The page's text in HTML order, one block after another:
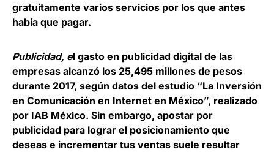
gratuitamente varios servicios por los que antes
había que pagar.
Publicidad, el gasto en publicidad digital de las
empresas alcanzó los 25,495 millones de pesos
durante 2017, según datos del estudio “La Inversión
en Comunicación en Internet en México”, realizado
por IAB México. Sin embargo, apostar por
publicidad para lograr el posicionamiento que
deseas e incrementar tus ventas suele resultar